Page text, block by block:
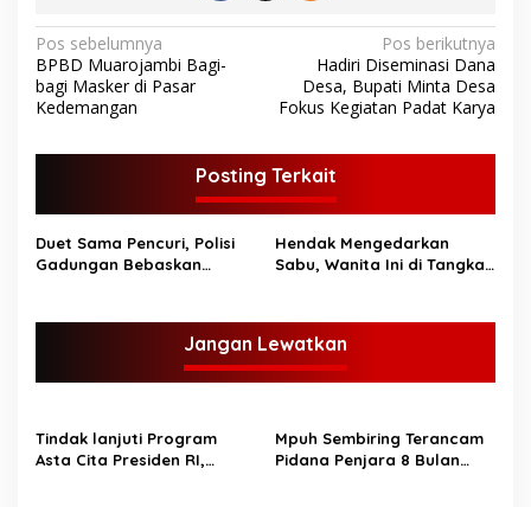
N
a
v
i
a
s
i
p
s
Pos sebelumnya
BPBD Muarojambi Bagi-
bagi Masker di Pasar
Kedemangan
Pos berikutnya
Hadiri Diseminasi Dana
Desa, Bupati Minta Desa
Fokus Kegiatan Padat Karya
Posting Terkait
Duet Sama Pencuri, Polisi
Gadungan Bebaskan
Hendak Mengedarkan
Sabu, Wanita Ini di Tangkap
Jangan Lewatkan
Tindak lanjuti Program
Asta Cita Presiden RI,
Mpuh Sembiring Terancam
Pidana Penjara 8 Bulan